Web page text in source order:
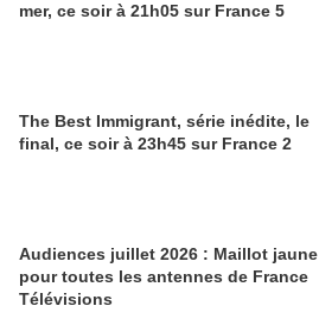
mer, ce soir à 21h05 sur France 5
The Best Immigrant, série inédite, le
final, ce soir à 23h45 sur France 2
Audiences juillet 2026 : Maillot jaune
pour toutes les antennes de France
Télévisions